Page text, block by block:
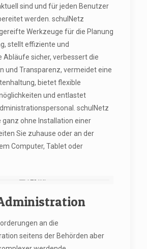
sind und für jeden Benutzer
werden. schulNetz
Werkzeuge für die Planung
stellt effiziente und
Abläufe sicher, verbessert die
und Transparenz, vermeidet eine
bietet flexible
und entlastet
schulNetz
ganz ohne Installation einer
Sie zuhause oder an der
Computer, Tablet oder
an die
seitens der Behörden aber